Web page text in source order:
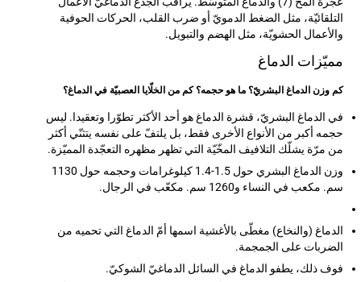
التلقائيّة، مثل الضغط الدمويّ أو ضرب القلب، الحركات الحوفية
والأعمال الحشويّة، مثل الهضم والتبويل.
مميّزات الدماغ
كم وزن الدماغ البشريّ؟ ما هو حجمه؟ كم من الخلّايا العصبيّة في الدماغ؟
في الدماغ البشريّ، قشرة الدماغ هو أحد الأكثر تطوّرا وتعقيدا. ليس
حجمه أكبر من الأنواع الأخرى فقط، بل يلتفّ على نفسه يتثنّي أكثر
من مرّة يشلّك التلافيف المخّيّة التي تظهر مظهره التعجّدة المميّزة.
وزن الدماغ البشري حول 1.5-1.4 كيلوغرامات وحجمه حول 1130
سم. مكعب في النساء و1260 سم. مكعّب في الرجال.
الدماغ (والنخاع) مغطّى بالأغشية اسمها أمّ الدماغ التي تحميه من
الضربات على الجمجمة.
فوف ذلك، يطفو الدماغ في السائل الدماغيّ الشوكيّ.